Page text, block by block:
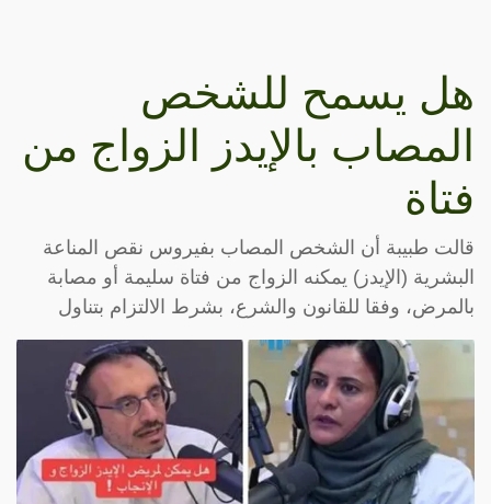
هل يسمح للشخص
المصاب بالإيدز الزواج من
فتاة
قالت طبيبة أن الشخص المصاب بفيروس نقص المناعة
البشرية (الإيدز) يمكنه الزواج من فتاة سليمة أو مصابة
بالمرض، وفقا للقانون والشرع، بشرط الالتزام بتناول